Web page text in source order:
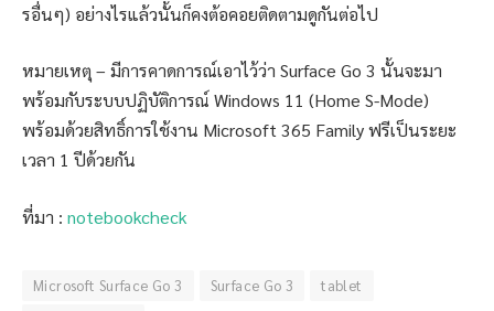
รอื่นๆ) อย่างไรแล้วนั้นก็คงต้อคอยติดตามดูกันต่อไป
หมายเหตุ – มีการคาดการณ์เอาไว้ว่า Surface Go 3 นั้นจะมา
พร้อมกับระบบปฏิบัติการณ์ Windows 11 (Home S-Mode)
พร้อมด้วยสิทธิ์การใช้งาน Microsoft 365 Family ฟรีเป็นระยะ
เวลา 1 ปีด้วยกัน
ที่มา : notebookcheck
Microsoft Surface Go 3 Surface Go 3
tablet